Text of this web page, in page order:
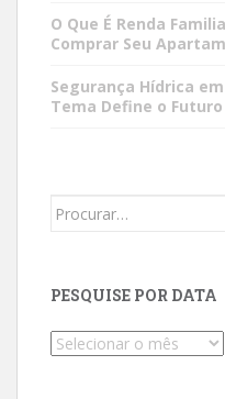
O Que É Renda
Comprar Seu
Segurança Hídrica
Tema Define o
Search
PESQUISE POR DATA
Pesquise